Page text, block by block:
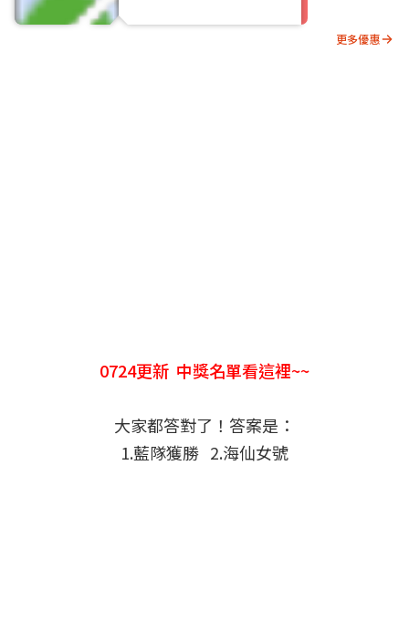
更多優惠
0724更新 中獎名單看這裡~~
大家都答對了！答案是：
1.藍隊獲勝 2.海仙女號